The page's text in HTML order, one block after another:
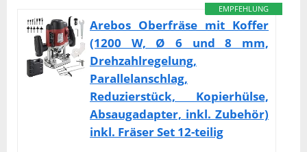
EMPFEHLUNG
Arebos Oberfräse mit Koffer
(1200 W, Ø 6 und 8 mm,
Drehzahlregelung,
Parallelanschlag,
Reduzierstück, Kopierhülse,
Absaugadapter, inkl. Zubehör)
inkl. Fräser Set 12-teilig